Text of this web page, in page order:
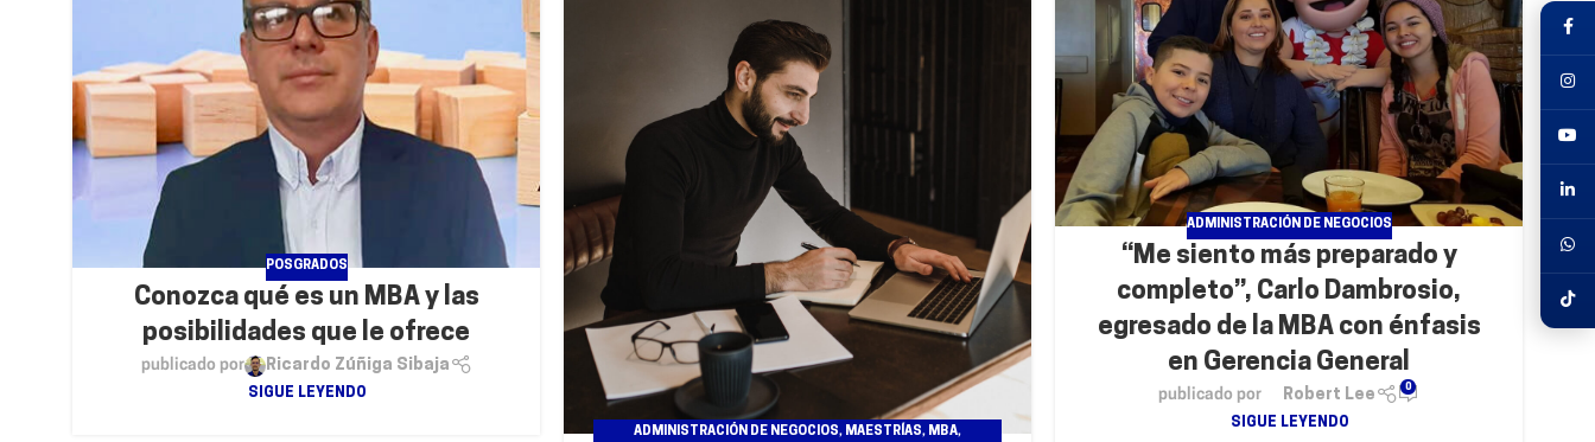
POSGRADOS
Conozca qué es un MBA y las
posibilidades que le ofrece
publicado por Ricardo Zúñiga Sibaja
SIGUE LEYENDO
ADMINISTRACIÓN DE NEGOCIOS, MAESTRÍAS, MBA,
ADMINISTRACIÓN DE NEGOCIOS
“Me siento más preparado y
completo”, Carlo Dambrosio,
egresado de la MBA con énfasis
en Gerencia General
publicado por Robert Lee 0
SIGUE LEYENDO